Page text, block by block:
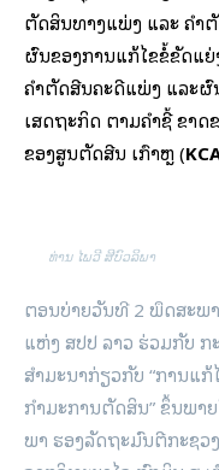
ຕັດສິນທາງແພ່ງ ແລະ ຄໍາ
ຜົນຂອງການແກ້ໄຂຂໍ້ຂັດແ
ຄໍາຕັດສີນຄະດີແພ່ງ ແລະຜົ
ເສດຖະກິດ ຕາມຄໍາຊີ້ ຂາດ
ຂອງສູນຕັດສີນ ເກົາຫຼີ (
ທ່ານ ໄພວີ ສີບົວລິພາ
ຕອນ​ບ່າຍວັນ​ທີ 2 ພຶດສະພ
ແຫ່ງ ສປປ ລາວ​ ຮ່ວມ​ກັບ
ສໍາມະນາກ່ຽວກັບ “ການແ
ກໍາມະການຕັດສິນ” ​ ຂຶ້ນພາ
ພາ ຮອງລັດຖະມົນຕີກະຊວ